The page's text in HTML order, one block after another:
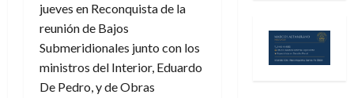
jueves en Reconquista de la
reunión de Bajos
Submeridionales junto con los
ministros del Interior, Eduardo
De Pedro, y de Obras